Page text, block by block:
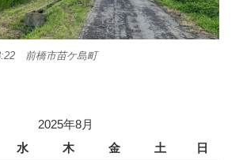
前橋市苗ケ島町
2025年8月
水 木 金 土 日